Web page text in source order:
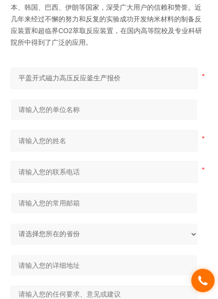
本、韩国、巴西、伊朗等国家，深受广大用户的信赖和赞誉。近
几年来经过不懈的努力和反复的实验成功开发纳米材料的制备反
应装置和超临界CO2萃取反应装置，在国内高等院校及专业科研
院所中得到了广泛的应用。